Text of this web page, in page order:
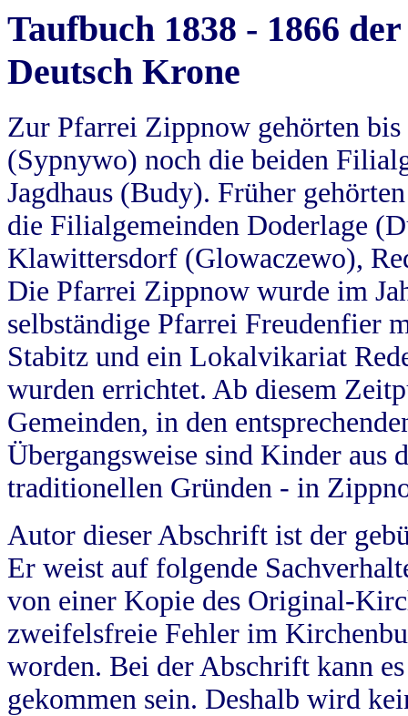
Taufbuch 1838 - 1866
Deutsch Krone
Zur Pfarrei Zippnow gehörten
(Sypnywo) noch die beiden
Jagdhaus (Budy). Früher
die Filialgemeinden Doderlage
Klawittersdorf (Glowaczewo),
Die Pfarrei Zippnow wurde im
selbständige Pfarrei Freudenfier
Stabitz und ein Lokalvikariat
wurden errichtet. Ab diesem
Gemeinden, in den
Übergangsweise sind Kinder aus
traditionellen Gründen - in
Autor dieser Abschrift ist der
Er weist auf folgende
von einer Kopie des Original-
zweifelsfreie Fehler im
worden. Bei der Abschrift kann
gekommen sein. Deshalb wird